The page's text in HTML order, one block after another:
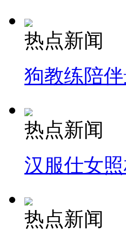
消防员救轻生者 花炮节热闹
纽约上演“枕头大战”
司机酒驾遇交警 急速倒车逃
热点新闻
狗教练陪
热点新闻
汉服仕女
热点新闻